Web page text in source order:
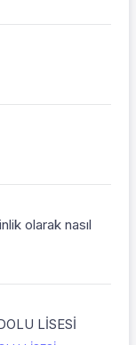
olarak nasıl
LİSESİ